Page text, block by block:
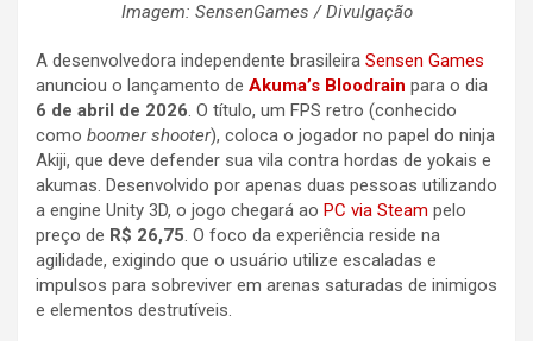
Imagem: SensenGames / Divulgação
A desenvolvedora independente brasileira Sensen Games
anunciou o lançamento de Akuma’s Bloodrain para o dia
6 de abril de 2026. O título, um FPS retro (conhecido
como boomer shooter), coloca o jogador no papel do ninja
Akiji, que deve defender sua vila contra hordas de yokais e
akumas. Desenvolvido por apenas duas pessoas utilizando
a engine Unity 3D, o jogo chegará ao PC via Steam pelo
preço de R$ 26,75. O foco da experiência reside na
agilidade, exigindo que o usuário utilize escaladas e
impulsos para sobreviver em arenas saturadas de inimigos
e elementos destrutíveis.